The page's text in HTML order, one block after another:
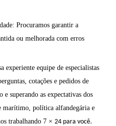
Procuramos garantir a
ou melhorada com erros
experiente equipe de especialistas
cotações e pedidos de
superando as expectativas dos
marítimo, política alfandegária e
trabalhando 7 × 24 para você.